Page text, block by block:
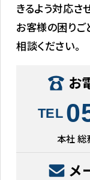
きるよう対応さ
お客様の困りご
相談ください。
お
TEL
本社
メ